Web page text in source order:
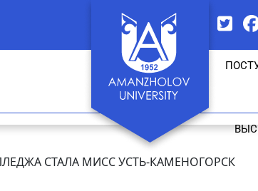
СТАЛА МИСС УСТЬ-КАМЕНОГОРСК